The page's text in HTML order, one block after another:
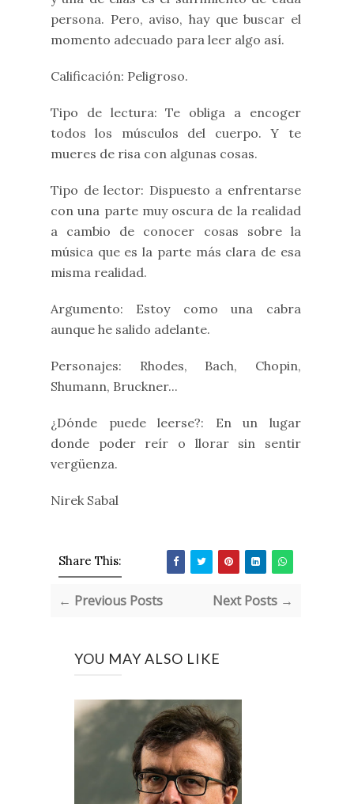
persona. Pero, aviso, hay que buscar el
momento adecuado para leer algo así.
Calificación: Peligroso.
Tipo de lectura: Te obliga a encoger
todos los músculos del cuerpo. Y te
mueres de risa con algunas cosas.
Tipo de lector: Dispuesto a enfrentarse
con una parte muy oscura de la realidad
a cambio de conocer cosas sobre la
música que es la parte más clara de esa
misma realidad.
Argumento: Estoy como una cabra
aunque he salido adelante.
Personajes: Rhodes, Bach, Chopin,
Shumann, Bruckner...
¿Dónde puede leerse?: En un lugar
donde poder reír o llorar sin sentir
vergüenza.
Nirek Sabal
Share This:
← Previous Posts Next Posts →
YOU MAY ALSO LIKE